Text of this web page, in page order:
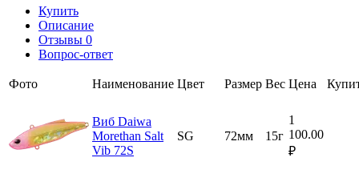
Купить
Описание
Отзывы 0
Вопрос-ответ
Фото Наименование Цвет Размер Вес Цена
Виб Daiwa
Morethan Salt
Vib 72S
SG 72мм 15г
1
100.00
₽